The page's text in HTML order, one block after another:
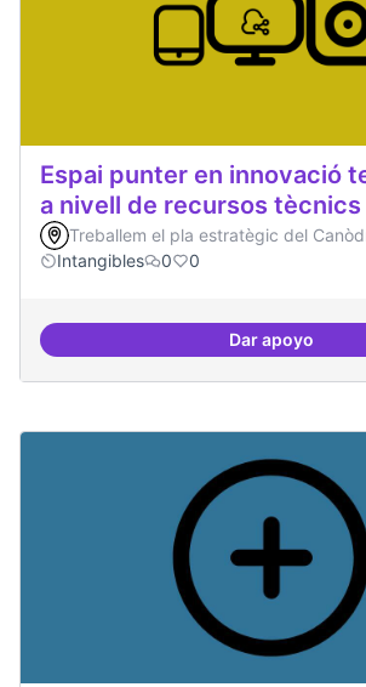
Espai punter en innovació
a nivell de recursos tècnics
Treballem el pla estratègic del
Intangibles
0 0
Dar apoyo
Espai